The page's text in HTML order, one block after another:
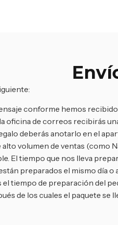
conforme hemos
oficina de correos recibirás
deberás anotarlo en el
volumen de ventas (como
El tiempo que nos lleva
preparados el mismo día o
tiempo de preparación del
de los cuales el paquete se